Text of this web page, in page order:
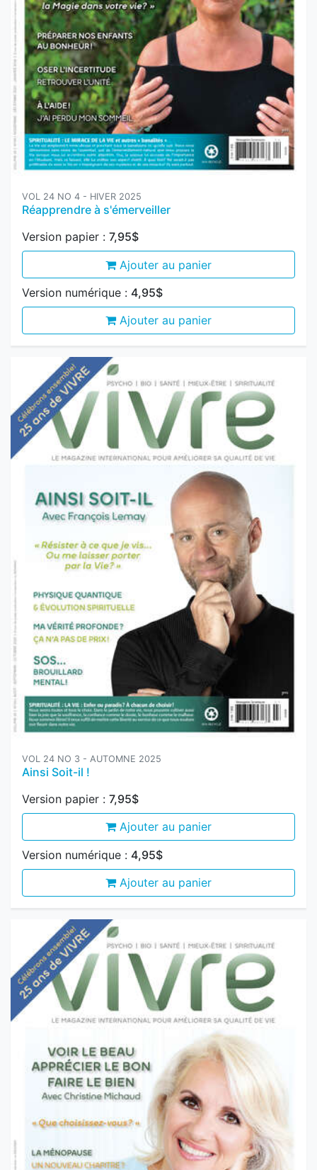
VOL 24 NO 4 - HIVER 2025
Réapprendre à s'émerveiller
Ajouter au panier
Version numérique :4,95$
Ajouter au panier
VOL 24 NO 3 - AUTOMNE 2025
Ainsi Soit-il !
Version numérique :4,95$
Ajouter au panier